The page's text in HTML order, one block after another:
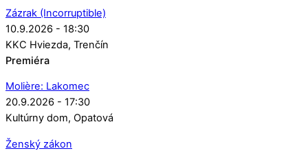
Zázrak (Incorruptible)
10.9.2026 - 18:30
KKC Hviezda Trenčín
Premiéra
Molière: Lakomec
20.9.2026 - 17:30
Kultúrny dom Opatová
Ženský zákon